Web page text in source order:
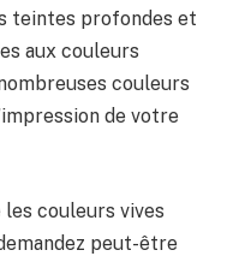
teintes profondes et
aux couleurs
couleurs
de votre
les couleurs vives
peut-être